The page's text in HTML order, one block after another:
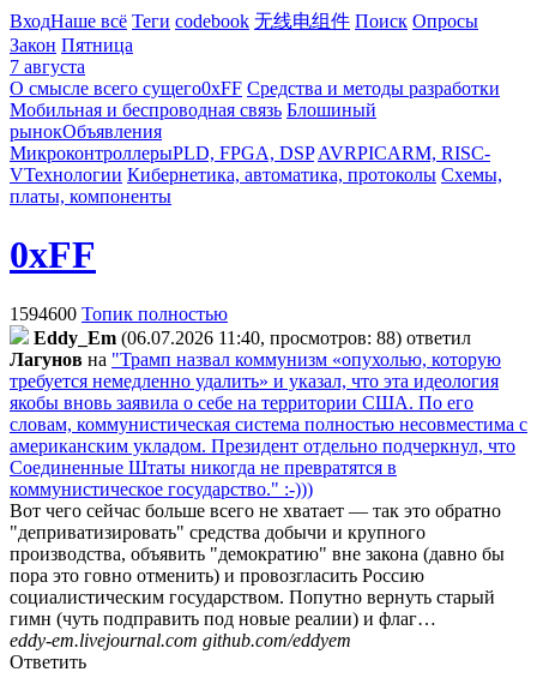
ВходНаше всё Теги codebook 无线电组件 Поиск Опросы
Закон Пятница
7 августа
О смысле всего сущего0xFF Средства и методы разработки
Мобильная и беспроводная связь Блошиный
рынокОбъявления
МикроконтроллерыPLD, FPGA, DSP AVRPICARM, RISC-
VТехнологии Кибернетика, автоматика, протоколы Схемы,
платы, компоненты
0xFF
1594600 Топик полностью
Eddy_Em (06.07.2026 11:40, просмотров: 88) ответил
Лaгyнoв на "Трамп назвал коммунизм «опухолью, которую
требуется немедленно удалить» и указал, что эта идеология
якобы вновь заявила о себе на территории США. По его
словам, коммунистическая система полностью несовместима с
американским укладом. Президент отдельно подчеркнул, что
Соединенные Штаты никогда не превратятся в
коммунистическое государство." :-)))
Вот чего сейчас больше всего не хватает — так это обратно
"деприватизировать" средства добычи и крупного
производства, объявить "демократию" вне закона (давно бы
пора это говно отменить) и провозгласить Россию
социалистическим государством. Попутно вернуть старый
гимн (чуть подправить под новые реалии) и флаг…
eddy-em.livejournal.com github.com/eddyem
Ответить